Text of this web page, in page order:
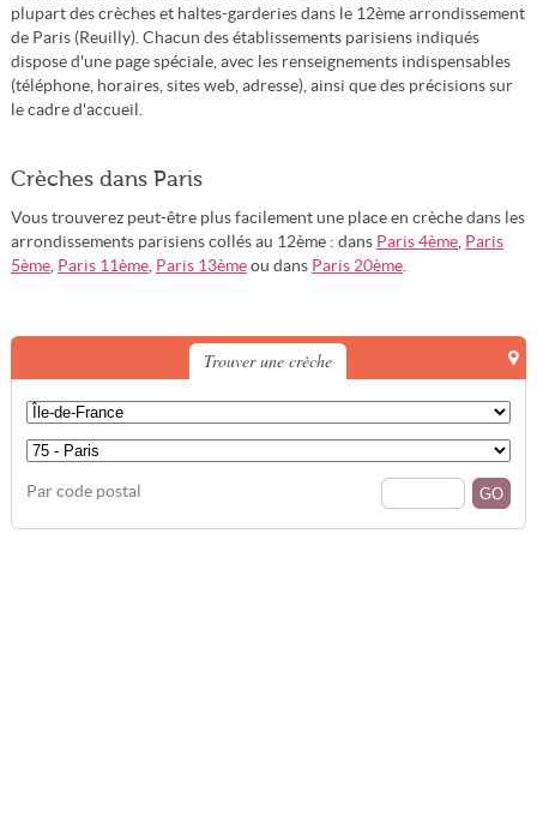
plupart des crèches et haltes-garderies dans le 12ème arrondissement
de Paris (Reuilly). Chacun des établissements parisiens indiqués
dispose d'une page spéciale, avec les renseignements indispensables
(téléphone, horaires, sites web, adresse), ainsi que des précisions sur
le cadre d'accueil.
Crèches dans Paris
Vous trouverez peut-être plus facilement une place en crèche dans les
arrondissements parisiens collés au 12ème : dans Paris 4ème, Paris
5ème, Paris 11ème, Paris 13èmeou dans Paris 20ème.
Trouver une crèche
Par code postal